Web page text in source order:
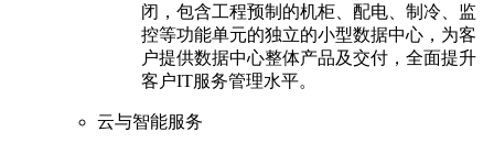
闭，包含工程预制的机柜、配电、制冷、监
控等功能单元的独立的小型数据中心，为客
户提供数据中心整体产品及交付，全面提升
客户IT服务管理水平。
云与智能服务